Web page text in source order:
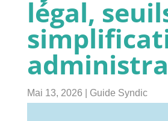
légal,
Mai 13, 2026 Guide Syndic